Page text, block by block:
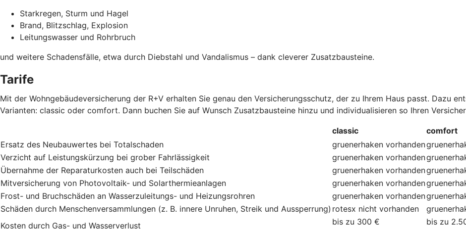
Starkregen, Sturm und Hagel
Brand, Blitzschlag, Explosion
Leitungswasser und Rohrbruch
und weitere Schadensfälle, etwa durch Diebstahl und Vandalismus – dank cleverer Zusatzbausteine.
Tarife
Mit der Wohngebäudeversicherung der R+V erhalten Sie genau den Versicherungsschutz, der zu Ihrem Haus passt. Dazu
Varianten: classic oder comfort. Dann buchen Sie auf Wunsch Zusatzbausteine hinzu und individualisieren so Ihren
classic
comfort
Ersatz des Neubauwertes bei Totalschaden
gruenerhaken vorhanden
Verzicht auf Leistungskürzung bei grober Fahrlässigkeit
gruenerhaken vorhanden
Übernahme der Reparaturkosten auch bei Teilschäden
gruenerhaken vorhanden
Mitversicherung von Photovoltaik- und Solarthermieanlagen
gruenerhaken vorhanden
Frost- und Bruchschäden an Wasserzuleitungs- und Heizungsrohren
gruenerhaken vorhanden
Schäden durch Menschenversammlungen (z. B. innere Unruhen, Streik und Aussperrung) rotesx nicht vorhanden
Kosten durch Gas- und Wasserverlust
bis zu 300 € bis zu